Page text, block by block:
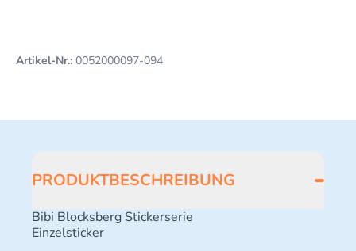
Artikel-Nr.: 0052000097-094
PRODUKTBESCHREIBUNG
Bibi Blocksberg Stickerserie
Einzelsticker